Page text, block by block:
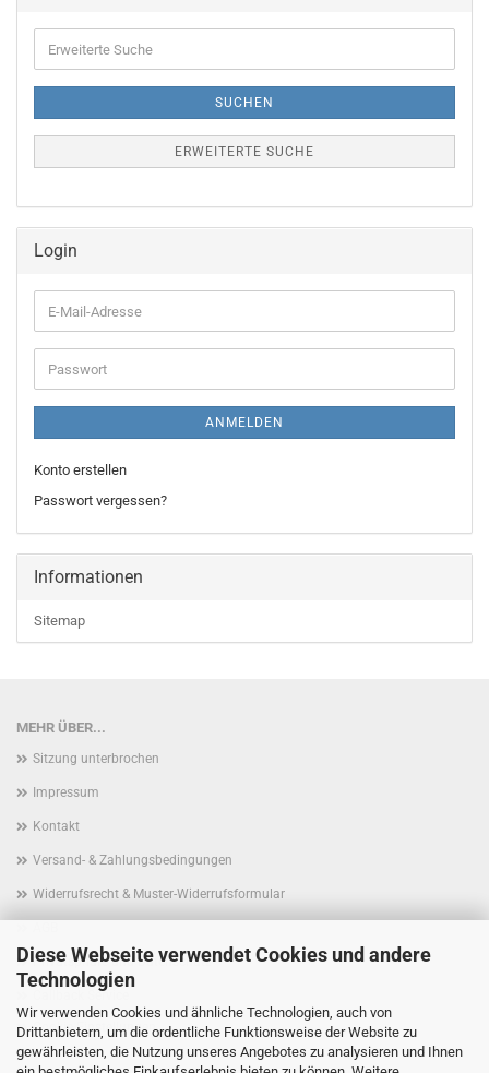
Diese Webseite verwendet Cookies und andere
Technologien
Wir verwenden Cookies und ähnliche Technologien, auch von
Drittanbietern, um die ordentliche Funktionsweise der Website zu
gewährleisten, die Nutzung unseres Angebotes zu analysieren und Ihnen
Suche
SUCHEN
ERWEITERTE SUCHE
Login
E-
Mail-
Adresse
Passwort
ANMELDEN
Konto erstellen
Passwort vergessen?
Informationen
Sitemap
MEHR ÜBER...
Sitzung unterbrochen
Impressum
Kontakt
Versand- & Zahlungsbedingungen
Widerrufsrecht & Muster-Widerrufsformular
Privatsphäre und Datenschutz
Callback Service
Cookie Einstellungen